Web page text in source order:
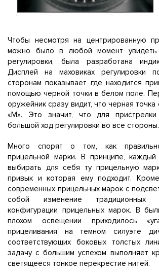
Чтобы несмотря на центрированную
можно было в любой момент увидеть
регулировки, была разработана
Дисплей на маховиках регулировки
сторонам показывает где находится
помощью черной точки в белом поле.
оружейник сразу видит, что черная точка
«М». Это значит, что для
большой ход регулировки во все стороны.
Много спорят о том, как
прицельной марки. В принципе, каждый
выбирать для себя ту прицельную
привык и которая ему подходит.
современных прицельных марок с
собой изменение традиционных
конфигурации прицельных марок. В
плохом освещении приходилось
прицеливания на темном силуэте
соответствующих боковых толстых
задачу с большим успехом выполняет
светящееся тонкое перекрестие нитей.